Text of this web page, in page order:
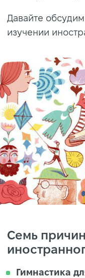
Давайте
изучении
Семь
Гимнастика